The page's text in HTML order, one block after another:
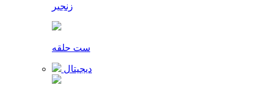
زنجیر
ست حلقه
دیجیتال